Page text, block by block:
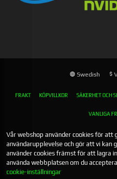
Swedish
FRAKT KÖPVILLKOR SÄKERHET OCH
VANLIGA
Vår webshop använder cookies för att
användarupplevelse och gör att vi kan
använder cookies främst för att lagra
använda webbplatsen om du
cookie-inställningar